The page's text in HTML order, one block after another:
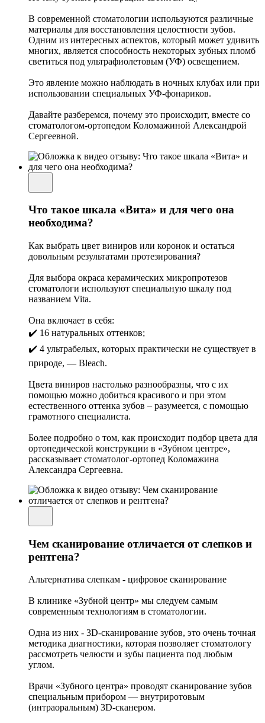
В современной стоматологии используются различные
материалы для восстановления целостности зубов.
Одним из интересных аспектов, который может удивить
многих, является способность некоторых зубных пломб
светиться под ультрафиолетовым (УФ) освещением.
Это явление можно наблюдать в ночных клубах или при
использовании специальных УФ-фонариков.
Давайте разберемся, почему это происходит, вместе со
стоматологом-ортопедом Коломажиной Александрой
Сергеевной.
Что такое шкала «Вита» и для чего она
необходима?
Как выбрать цвет виниров или коронок и остаться
довольным результатами протезирования?
Для выбора окраса керамических микропротезов
стоматологи используют специальную шкалу под
названием Vita.
Она включает в себя:
✔️ 16 натуральных оттенков;
✔️ 4 ультрабелых, которых практически не существует в
природе, — Bleach.
Цвета виниров настолько разнообразны, что с их
помощью можно добиться красивого и при этом
естественного оттенка зубов – разумеется, с помощью
грамотного специалиста.
Более подробно о том, как происходит подбор цвета для
ортопедической конструкции в «Зубном центре»,
рассказывает стоматолог-ортопед Коломажина
Александра Сергеевна.
Чем сканирование отличается от слепков и
рентгена?
Альтернатива слепкам - цифровое сканирование
В клинике «Зубной центр» мы следуем самым
современным технологиям в стоматологии.
Одна из них - 3D-сканирование зубов, это очень точная
методика диагностики, которая позволяет стоматологу
рассмотреть челюсти и зубы пациента под любым
углом.
Врачи «Зубного центра» проводят сканирование зубов
специальным прибором — внутриротовым
(интраоральным) 3D-сканером.